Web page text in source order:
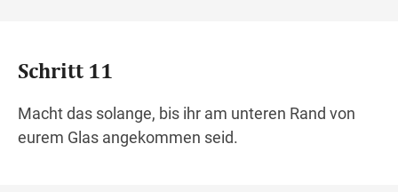
Schritt 11
Macht das solange, bis ihr am unteren Rand von
eurem Glas angekommen seid.